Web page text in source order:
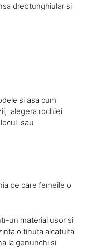
dreptunghiular si
si asa cum
alegera rochiei
sau
pe care femeile o
un material usor si
o tinuta alcatuita
la genunchi si